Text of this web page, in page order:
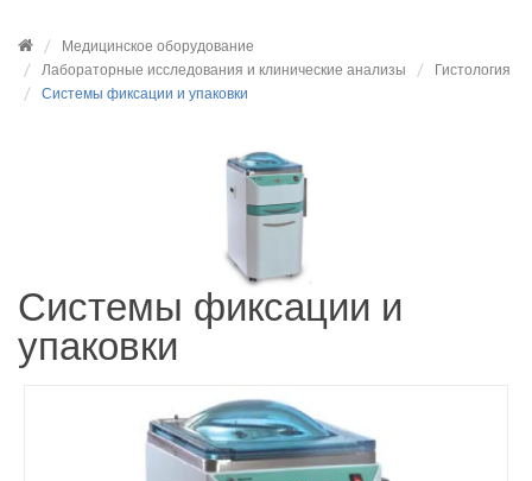
Медицинское оборудование
Лабораторные исследования и клинические анализы
Гистология
Системы фиксации и упаковки
Системы фиксации и
упаковки